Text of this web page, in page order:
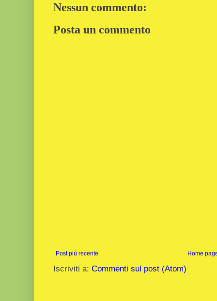
Nessun commento:
Posta un commento
Post più recente Home
Iscriviti a: Commenti sul post (Atom)